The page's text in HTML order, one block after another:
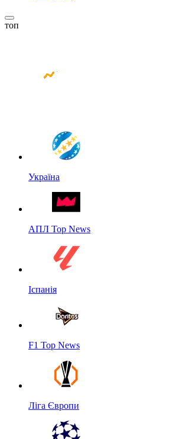
топ
Україна
АПЛ Top News
Іспанія
F1 Top News
Ліга Європи